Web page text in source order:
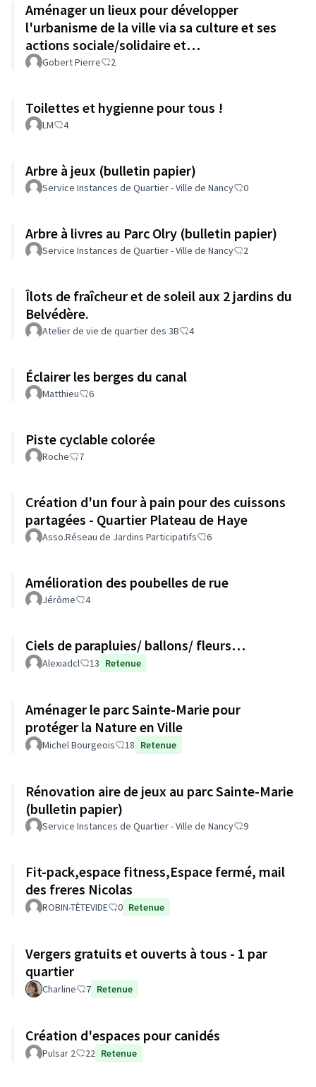
Aménager un lieux pour développer
l'urbanisme de la ville via sa culture et ses
actions sociale/solidaire et
intergénérationnel
Gobert Pierre 2
Toilettes et hygienne pour tous !
LM 4
Arbre à jeux (bulletin papier)
Service Instances de Quartier - Ville de Nancy 0
Arbre à livres au Parc Olry (bulletin papier)
Service Instances de Quartier - Ville de Nancy 2
Îlots de fraîcheur et de soleil aux 2 jardins du
Belvédère.
Atelier de vie de quartier des 3B 4
Éclairer les berges du canal
Matthieu 6
Piste cyclable colorée
Roche 7
Création d'un four à pain pour des cuissons
partagées - Quartier Plateau de Haye
Asso.Réseau de Jardins Participatifs 6
Amélioration des poubelles de rue
Jérôme 4
Ciels de parapluies/ ballons/ fleurs…
Alexiadcl 13 Retenue
Aménager le parc Sainte-Marie pour
protéger la Nature en Ville
Michel Bourgeois 18 Retenue
Rénovation aire de jeux au parc Sainte-Marie
(bulletin papier)
Service Instances de Quartier - Ville de Nancy 9
Fit-pack,espace fitness,Espace fermé, mail
des freres Nicolas
ROBIN-TÈTEVIDE 0 Retenue
Vergers gratuits et ouverts à tous - 1 par
quartier
Charline 7 Retenue
Création d'espaces pour canidés
Pulsar 2 22 Retenue